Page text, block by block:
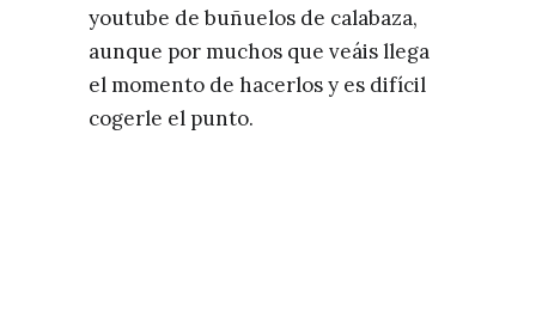
youtube de buñuelos de calabaza,
aunque por muchos que veáis llega
el momento de hacerlos y es difícil
cogerle el punto.